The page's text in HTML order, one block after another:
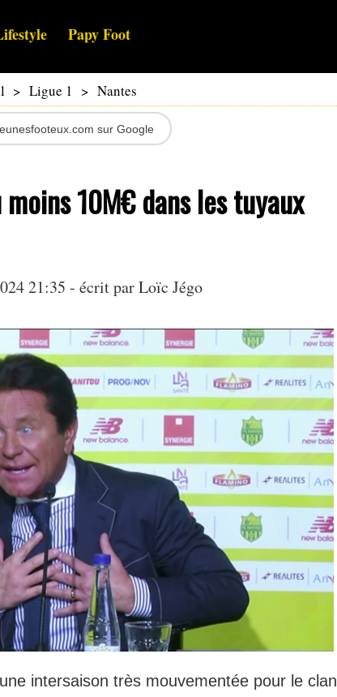
Papy Foot
> Ligue 1 > Nantes
sur Google
10M€ dans les tuyaux
21:35 - écrit parLoïc Jégo
intersaison très mouvementée pour le clan